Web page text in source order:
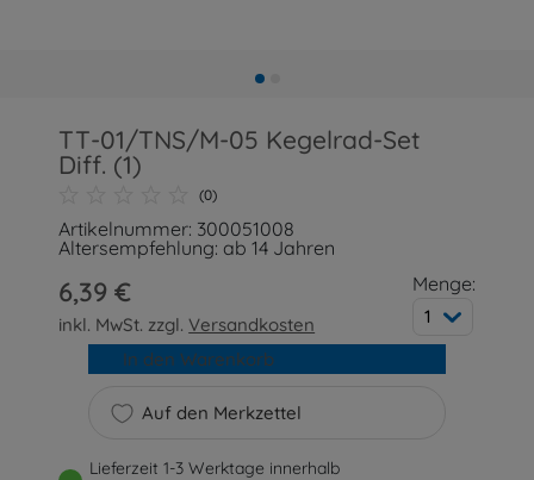
TT-01/TNS/M-05 Kegelrad-Set
Diff. (1)
(0)
Artikelnummer: 300051008
Altersempfehlung: ab 14 Jahren
6,39 €
inkl. MwSt. zzgl.Versandkosten
Menge:
1
Auf den Merkzettel
In den Warenkorb
Lieferzeit 1-3 Werktage innerhalb